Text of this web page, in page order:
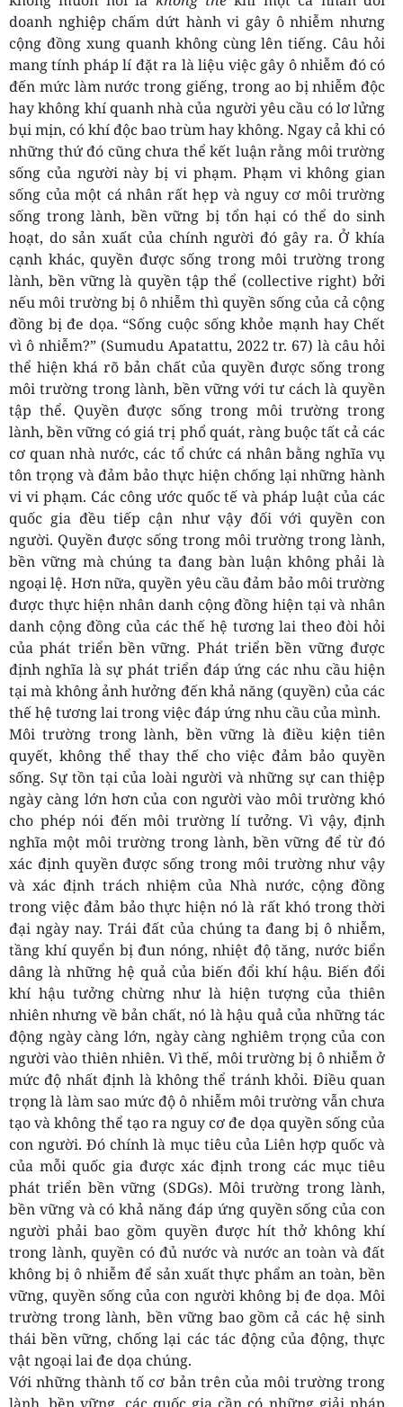
doanh nghiệp chấm dứt hành vi gây ô nhiễm nhưng
cộng đồng xung quanh không cùng lên tiếng. Câu hỏi
mang tính pháp lí đặt ra là liệu việc gây ô nhiễm đó có
đến mức làm nước trong giếng, trong ao bị nhiễm độc
hay không khí quanh nhà của người yêu cầu có lơ lửng
bụi mịn, có khí độc bao trùm hay không. Ngay cả khi có
những thứ đó cũng chưa thể kết luận rằng môi trường
sống của người này bị vi phạm. Phạm vi không gian
sống của một cá nhân rất hẹp và nguy cơ môi trường
sống trong lành, bền vững bị tổn hại có thể do sinh
hoạt, do sản xuất của chính người đó gây ra. Ở khía
cạnh khác, quyền được sống trong môi trường trong
lành, bền vững là quyền tập thể (collective right) bởi
nếu môi trường bị ô nhiễm thì quyền sống của cả cộng
đồng bị đe dọa. “Sống cuộc sống khỏe mạnh hay Chết
vì ô nhiễm?” (Sumudu Apatattu, 2022 tr. 67) là câu hỏi
thể hiện khá rõ bản chất của quyền được sống trong
môi trường trong lành, bền vững với tư cách là quyền
tập thể. Quyền được sống trong môi trường trong
lành, bền vững có giá trị phổ quát, ràng buộc tất cả các
cơ quan nhà nước, các tổ chức cá nhân bằng nghĩa vụ
tôn trọng và đảm bảo thực hiện chống lại những hành
vi vi phạm. Các công ước quốc tế và pháp luật của các
quốc gia đều tiếp cận như vậy đối với quyền con
người. Quyền được sống trong môi trường trong lành,
bền vững mà chúng ta đang bàn luận không phải là
ngoại lệ. Hơn nữa, quyền yêu cầu đảm bảo môi trường
được thực hiện nhân danh cộng đồng hiện tại và nhân
danh cộng đồng của các thế hệ tương lai theo đòi hỏi
của phát triển bền vững. Phát triển bền vững được
định nghĩa là sự phát triển đáp ứng các nhu cầu hiện
tại mà không ảnh hưởng đến khả năng (quyền) của các
thế hệ tương lai trong việc đáp ứng nhu cầu của mình.
Môi trường trong lành, bền vững là điều kiện tiên
quyết, không thể thay thế cho việc đảm bảo quyền
sống. Sự tồn tại của loài người và những sự can thiệp
ngày càng lớn hơn của con người vào môi trường khó
cho phép nói đến môi trường lí tưởng. Vì vậy, định
nghĩa một môi trường trong lành, bền vững để từ đó
xác định quyền được sống trong môi trường như vậy
và xác định trách nhiệm của Nhà nước, cộng đồng
trong việc đảm bảo thực hiện nó là rất khó trong thời
đại ngày nay. Trái đất của chúng ta đang bị ô nhiễm,
tầng khí quyển bị đun nóng, nhiệt độ tăng, nước biển
dâng là những hệ quả của biến đổi khí hậu. Biến đổi
khí hậu tưởng chừng như là hiện tượng của thiên
nhiên nhưng về bản chất, nó là hậu quả của những tác
động ngày càng lớn, ngày càng nghiêm trọng của con
người vào thiên nhiên. Vì thế, môi trường bị ô nhiễm ở
mức độ nhất định là không thể tránh khỏi. Điều quan
trọng là làm sao mức độ ô nhiễm môi trường vẫn chưa
tạo và không thể tạo ra nguy cơ đe dọa quyền sống của
con người. Đó chính là mục tiêu của Liên hợp quốc và
của mỗi quốc gia được xác định trong các mục tiêu
phát triển bền vững (SDGs). Môi trường trong lành,
bền vững và có khả năng đáp ứng quyền sống của con
người phải bao gồm quyền được hít thở không khí
trong lành, quyền có đủ nước và nước an toàn và đất
không bị ô nhiễm để sản xuất thực phẩm an toàn, bền
vững, quyền sống của con người không bị đe dọa. Môi
trường trong lành, bền vững bao gồm cả các hệ sinh
thái bền vững, chống lại các tác động của động, thực
vật ngoại lai đe dọa chúng.
Với những thành tố cơ bản trên của môi trường trong